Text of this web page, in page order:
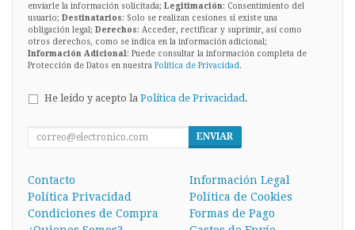
enviarle la información solicitada; Legitimación: Consentimiento del
usuario; Destinatarios: Solo se realizan cesiones si existe una
obligación legal; Derechos: Acceder, rectificar y suprimir, así como
otros derechos, como se indica en la información adicional;
Información Adicional : Puede consultar la información completa de
Protección de Datos en nuestra Política de Privacidad .
He leído y acepto la Política de Privacidad.
ENVIAR
Contacto
Información Legal
Política Privacidad
Política de Cookies
Condiciones de Compra
Formas de Pago